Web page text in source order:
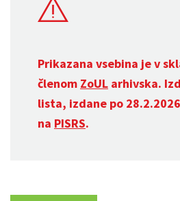
Prikazana vsebina je v
členom ZoUL arhivska.
lista, izdane po
na PISRS.